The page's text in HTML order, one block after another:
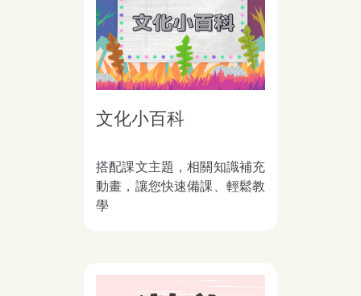
文化小百科
搭配課文主題，相關知識補充
動畫，讓您快速備課、輕鬆教
學